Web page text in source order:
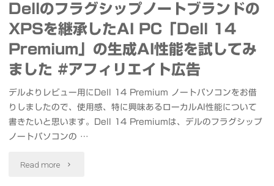
で
ブ
レ
消
#
ら
画
像・
画・
音
楽
Dellのフラグシップノートブランドの
XPSを継承したAI PC「Dell 14
Premium」の生成AI性能を試してみ
ました #アフィリエイト広告
デルよりレビュー用にDell 14 Premium ノートパソコンをお借
りしましたので、使用感、特に興味あるローカルAI性能について
書きたいと思います。Dell 14 Premiumは、デルのフラグシップ
ノートパソコンの …
Read more "Dell